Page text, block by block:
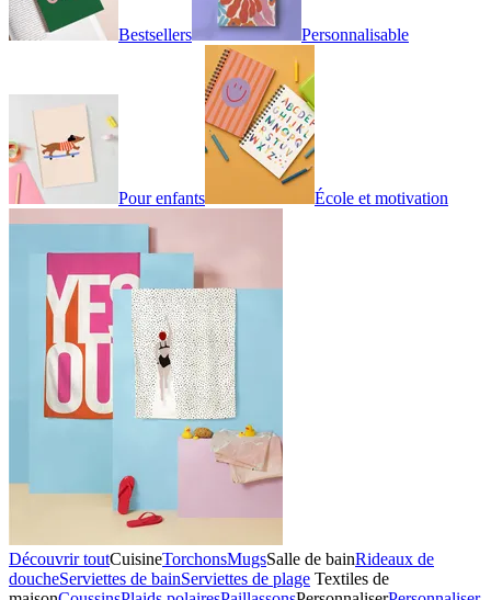
Bestsellers Personnalisable
Pour enfants École et motivation
Découvrir toutCuisineTorchonsMugsSalle de bainRideaux de
doucheServiettes de bainServiettes de plage Textiles de